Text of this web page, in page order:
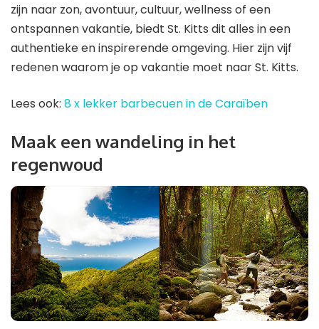
zijn naar zon, avontuur, cultuur, wellness of een
ontspannen vakantie, biedt St. Kitts dit alles in een
authentieke en inspirerende omgeving. Hier zijn vijf
redenen waarom je op vakantie moet naar St. Kitts.
Lees ook: 8 x lekker barbecuen in de Caraïben
Maak een wandeling in het
regenwoud